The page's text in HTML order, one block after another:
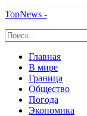
TopNews -
Главная
В мире
Граница
Общество
Погода
Экономика